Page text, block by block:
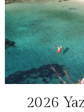
2026